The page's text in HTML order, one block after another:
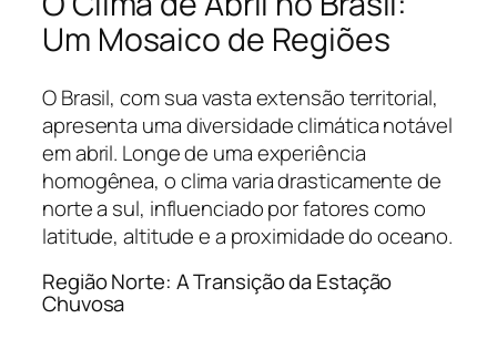
Um Mosaico de Regiões
O Brasil, com sua vasta extensão territorial,
apresenta uma diversidade climática notável
em abril. Longe de uma experiência
homogênea, o clima varia drasticamente de
norte a sul, influenciado por fatores como
latitude, altitude e a proximidade do oceano.
Região Norte: A Transição da Estação
Chuvosa